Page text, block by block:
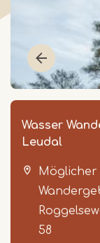
Wasser
Leudal
58